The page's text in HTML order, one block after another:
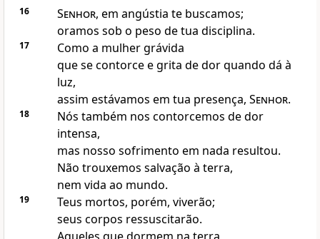
16 Senhor, em angústia te buscamos;
oramos sob o peso de tua disciplina.
17
Como a mulher grávida
que se contorce e grita de dor quando dá à
luz,
assim estávamos em tua presença, Senhor.
18
Nós também nos contorcemos de dor
intensa,
mas nosso sofrimento em nada resultou.
Não trouxemos salvação à terra,
nem vida ao mundo.
19
Teus mortos, porém, viverão;
seus corpos ressuscitarão.